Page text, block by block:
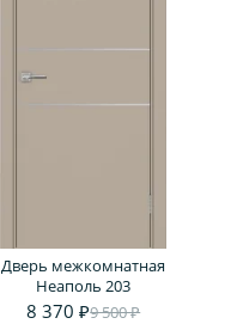
Дверь межкомнатная
Неаполь 203
8 370 ₽9 500 ₽